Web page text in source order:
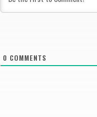
0 COMMENTS